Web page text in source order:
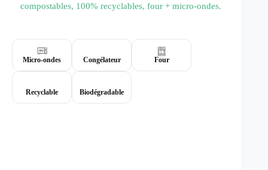
compostables, 100% recyclables, four + micro-ondes.
Micro-ondes Congélateur Four
Recyclable Biodégradable